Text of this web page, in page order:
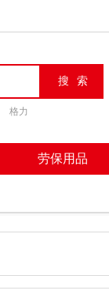
格力
劳保用品